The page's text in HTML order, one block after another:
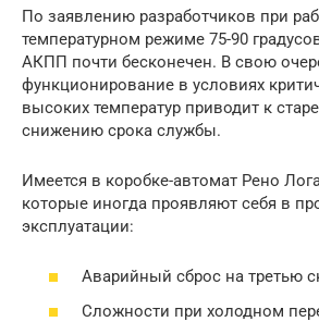
По заявлению разработчиков при
температурном режиме 75-90
АКПП почти бесконечен. В свою
функционирование в условиях
высоких температур приводит к
снижению срока службы.
Имеется в коробке-автомат Рено
которые иногда проявляют себя в
эксплуатации:
Аварийный сброс на третью
Сложности при холодном